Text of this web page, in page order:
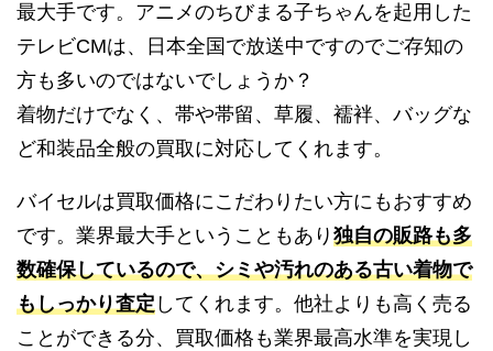
最大手です。アニメのちびまる子ちゃんを起用した
テレビCMは、日本全国で放送中ですのでご存知の
方も多いのではないでしょうか？
着物だけでなく、帯や帯留、草履、襦袢、バッグな
ど和装品全般の買取に対応してくれます。
バイセルは買取価格にこだわりたい方にもおすすめ
です。業界最大手ということもあり 独自の販路も多
数確保しているので、シミや汚れのある古い着物で
もしっかり査定 してくれます。他社よりも高く売る
ことができる分、買取価格も業界最高水準を実現し